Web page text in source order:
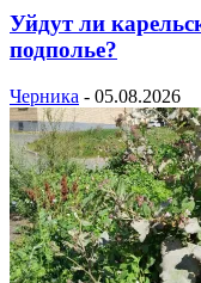
Уйдут ли
подполье?
Черника - 05.08.2026